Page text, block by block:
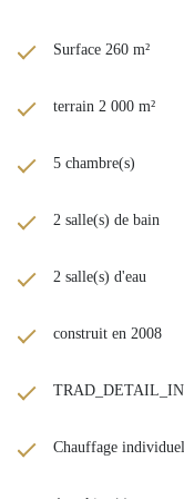
Surface 260 m²
terrain 2 000 m²
5 chambre(s)
2 salle(s) de bain
2 salle(s) d'eau
construit en 2008
Chauffage